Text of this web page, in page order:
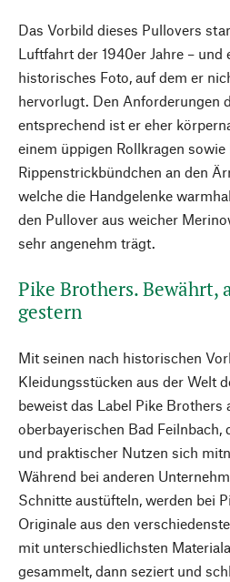
Das Vorbild dieses Pullovers
Luftfahrt der 1940er Jahre – und
historisches Foto, auf dem er
hervorlugt. Den Anforderungen
entsprechend ist er eher
einem üppigen Rollkragen
Rippenstrickbündchen an den
welche die Handgelenke
den Pullover aus weicher
sehr angenehm trägt.
Pike Brothers. Bewährt,
gestern
Mit seinen nach historischen
Kleidungsstücken aus der Welt
beweist das Label Pike Brothers
oberbayerischen Bad Feilnbach,
und praktischer Nutzen sich
Während bei anderen
Schnitte austüfteln, werden bei
Originale aus den
mit unterschiedlichsten
gesammelt, dann seziert und